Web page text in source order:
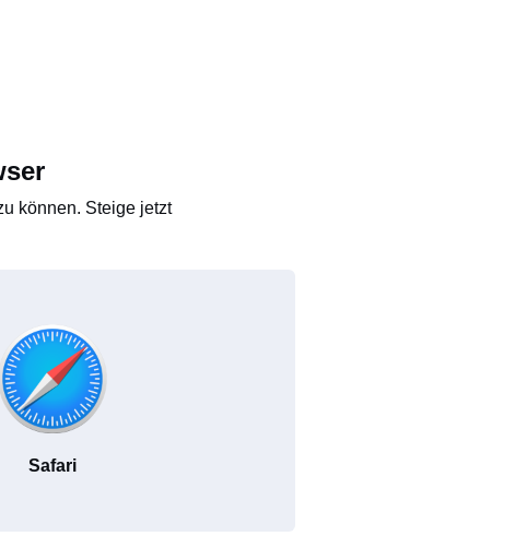
können. Steige jetzt
Safari